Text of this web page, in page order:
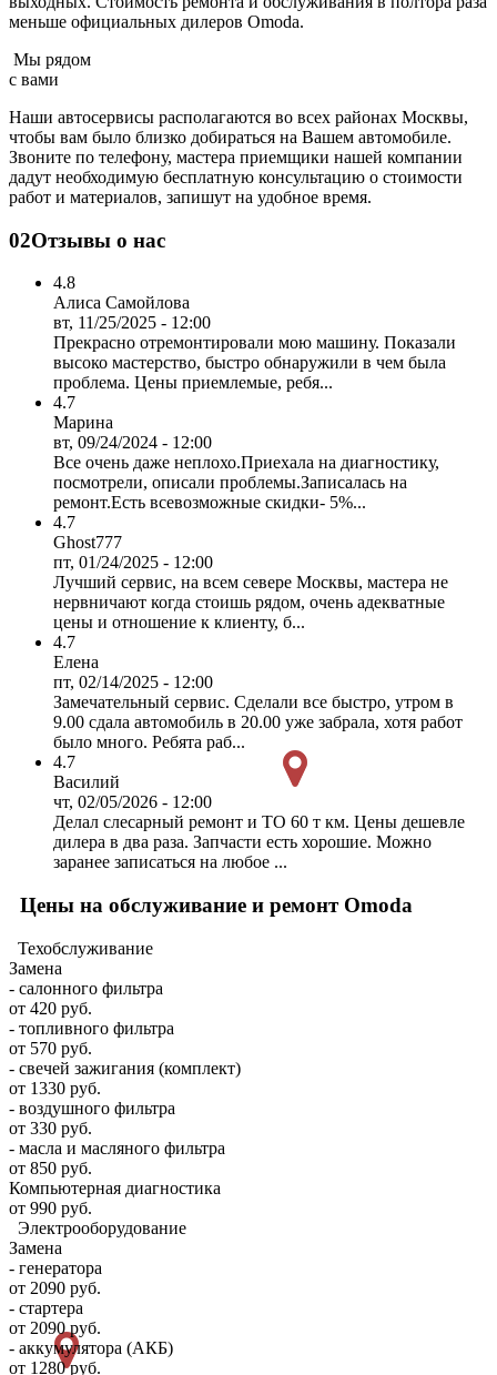
меньше официальных дилеров Omoda.
Мы рядом
с вами
Наши автосервисы располагаются во всех районах Москвы,
чтобы вам было близко добираться на Вашем автомобиле.
Звоните по телефону, мастера приемщики нашей компании
дадут необходимую бесплатную консультацию о стоимости
работ и материалов, запишут на удобное время.
02Отзывы о нас
4.8
Алиса Самойлова
вт, 11/25/2025 - 12:00
Прекрасно отремонтировали мою машину. Показали
высоко мастерство, быстро обнаружили в чем была
проблема. Цены приемлемые, ребя...
4.7
Марина
вт, 09/24/2024 - 12:00
Все очень даже неплохо.Приехала на диагностику,
посмотрели, описали проблемы.Записалась на
ремонт.Есть всевозможные скидки- 5%...
4.7
Ghost777
пт, 01/24/2025 - 12:00
Лучший сервис, на всем севере Москвы, мастера не
нервничают когда стоишь рядом, очень адекватные
цены и отношение к клиенту, б...
4.7
Елена
пт, 02/14/2025 - 12:00
Замечательный сервис. Сделали все быстро, утром в
9.00 сдала автомобиль в 20.00 уже забрала, хотя работ
было много. Ребята раб...
4.7
Василий
чт, 02/05/2026 - 12:00
Делал слесарный ремонт и ТО 60 т км. Цены дешевле
дилера в два раза. Запчасти есть хорошие. Можно
заранее записаться на любое ...
Цены на обслуживание и ремонт Omoda
Техобслуживание
Замена
- салонного фильтра
от 420 руб.
- топливного фильтра
от 570 руб.
- свечей зажигания (комплект)
от 1330 руб.
- воздушного фильтра
от 330 руб.
- масла и масляного фильтра
от 850 руб.
Компьютерная диагностика
от 990 руб.
Электрооборудование
Замена
- генератора
от 2090 руб.
- стартера
от 2090 руб.
- аккумулятора (АКБ)
от 1280 руб.